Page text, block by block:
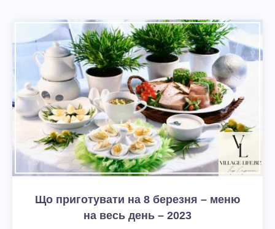
Що приготувати на 8 березня – меню
на весь день – 2023